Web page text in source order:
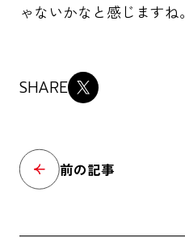
ゃないかなと感じますね。
SHARE
前の記事